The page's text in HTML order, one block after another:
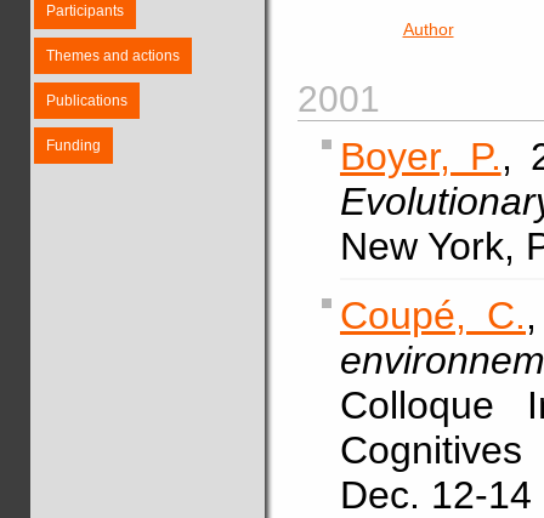
Participants
Themes and actions
Publications
Funding
Author
2001
Boyer, P.,
New York,
Coupé, C.
Colloque
Dec. 12-